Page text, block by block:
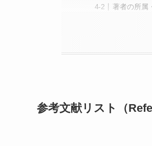
著者の所属
参考文献リスト（